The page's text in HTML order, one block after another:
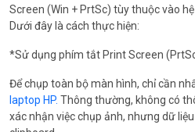
Screen (Win + PrtSc) tùy thuộc vào
Dưới đây là cách thực hiện:
*Sử dụng phím tắt Print Screen
Để chụp toàn bộ màn hình, chỉ cần
laptop HP. Thông thường, không có
xác nhận việc chụp ảnh, nhưng dữ